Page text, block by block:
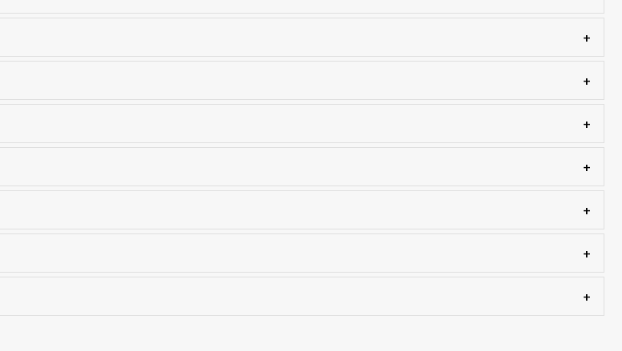
+
+
+
+
+
+
+